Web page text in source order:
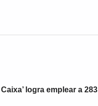
logra emplear a 283